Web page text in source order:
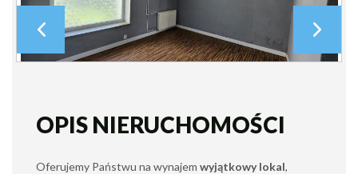
OPIS NIERUCHOMOŚCI
Oferujemy Państwu na wynajem wyjątkowy lokal,